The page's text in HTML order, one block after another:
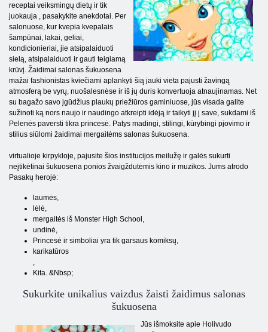
receptai veiksmingų dietų ir tik
juokauja , pasakykite anekdotai. Per
salonuose, kur kvepia kvepalais
šampūnai, lakai, geliai,
kondicionieriai, jie atsipalaiduoti
sielą, atsipalaiduoti ir gauti teigiamą
krūvį. Žaidimai salonas šukuosena
mažai fashionistas kviečiami aplankyti šią jauki vieta pajusti žavingą
atmosferą be vyrų, nuošalesnėse ir iš jų duris konvertuoja atnaujinamas. Net
su bagažo savo įgūdžius plaukų priežiūros gaminiuose, jūs visada galite
sužinoti ką nors naujo ir naudingo atkreipti idėją ir taikyti jį į save, sukdami iš
Pelenės paversti tikra princesė. Patys madingi, stilingi, kūrybingi pjovimo ir
stilius siūlomi žaidimai mergaitėms salonas šukuosena.
virtualioje kirpykloje, pajusite šios institucijos meilužę ir galės sukurti
neįtikėtinai šukuosena ponios žvaigždutėmis kino ir muzikos. Jums atrodo
Pasakų herojė:
laumės,
lėlė,
mergaitės iš Monster High School,
undinė,
Princesė ir simboliai yra tik garsaus komiksų,
karikatūros
,
Kita. &Nbsp;
Sukurkite unikalius vaizdus žaisti žaidimus salonas
šukuosena
Jūs išmoksite apie Holivudo